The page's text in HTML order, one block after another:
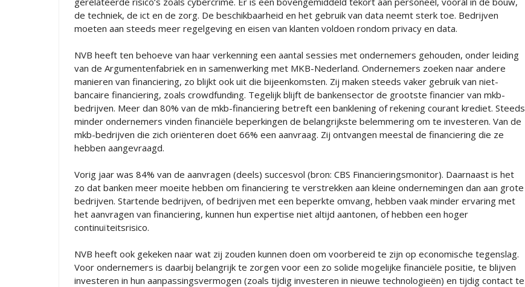
de techniek, de ict en de zorg. De beschikbaarheid en het gebruik van data neemt sterk toe. Bedrijven
moeten aan steeds meer regelgeving en eisen van klanten voldoen rondom privacy en data.
NVB heeft ten behoeve van haar verkenning een aantal sessies met ondernemers gehouden, onder leiding
van de Argumentenfabriek en in samenwerking met MKB-Nederland. Ondernemers zoeken naar andere
manieren van financiering, zo blijkt ook uit die bijeenkomsten. Zij maken steeds vaker gebruik van niet-
bancaire financiering, zoals crowdfunding. Tegelijk blijft de bankensector de grootste financier van mkb-
bedrijven. Meer dan 80% van de mkb-financiering betreft een banklening of rekening courant krediet. Steeds
minder ondernemers vinden financiële beperkingen de belangrijkste belemmering om te investeren. Van de
mkb-bedrijven die zich oriënteren doet 66% een aanvraag. Zij ontvangen meestal de financiering die ze
hebben aangevraagd.
Vorig jaar was 84% van de aanvragen (deels) succesvol (bron: CBS Financieringsmonitor). Daarnaast is het
zo dat banken meer moeite hebben om financiering te verstrekken aan kleine ondernemingen dan aan grote
bedrijven. Startende bedrijven, of bedrijven met een beperkte omvang, hebben vaak minder ervaring met
het aanvragen van financiering, kunnen hun expertise niet altijd aantonen, of hebben een hoger
continuïteitsrisico.
NVB heeft ook gekeken naar wat zij zouden kunnen doen om voorbereid te zijn op economische tegenslag.
Voor ondernemers is daarbij belangrijk te zorgen voor een zo solide mogelijke financiële positie, te blijven
investeren in hun aanpassingsvermogen (zoals tijdig investeren in nieuwe technologieën) en tijdig contact te